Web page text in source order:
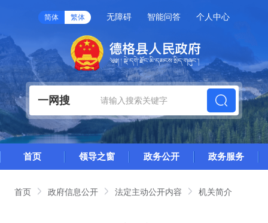
简体 繁体 无障碍 智能问答 个人中心
一网搜
首页 领导之窗 政务公开 政务服务
首页 政府信息公开 法定主动公开内容 机关简介